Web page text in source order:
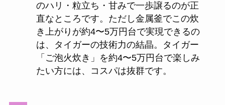
のハリ・粒立ち・甘みで一歩譲るのが正
直なところです。ただし金属釜でこの炊
き上がりが約4〜5万円台で実現できるの
は、タイガーの技術力の結晶。タイガー
「ご泡火炊き」を約4〜5万円台で楽しみ
たい方には、コスパは抜群です。